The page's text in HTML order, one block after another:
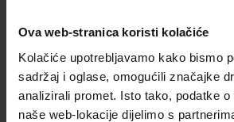
Ova web-stranica koristi kolačiće
Kolačiće upotrebljavamo kako bismo
sadržaj i oglase, omogućili značajke
analizirali promet. Isto tako, podatke o
naše web-lokacije dijelimo s